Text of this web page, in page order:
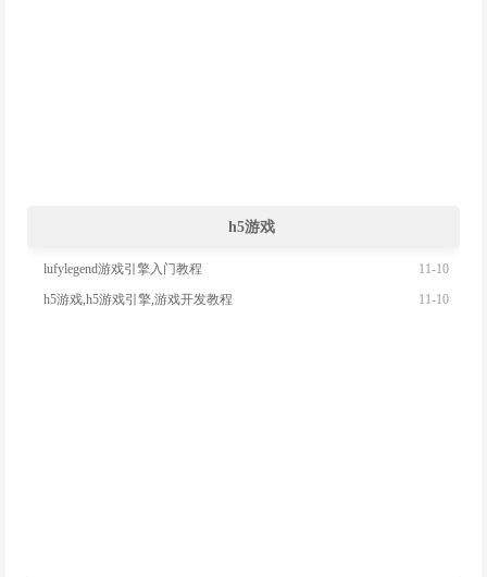
h5游戏
lufylegend游戏引擎入门教程 11-10
h5游戏,h5游戏引擎,游戏开发教程 11-10